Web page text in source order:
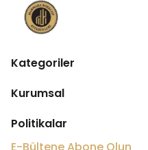
Kategoriler
Kurumsal
Politikalar